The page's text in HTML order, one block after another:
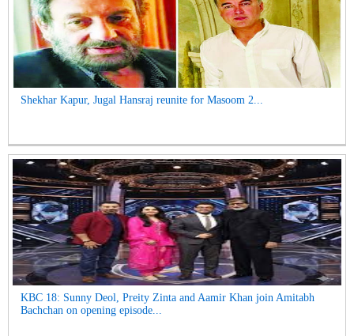
Shekhar Kapur, Jugal Hansraj reunite for Masoom 2...
KBC 18: Sunny Deol, Preity Zinta and Aamir Khan join Amitabh
Bachchan on opening episode...